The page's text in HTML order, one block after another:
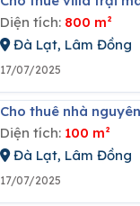
Diện tích: 800 m²
Đà Lạt, Lâm Đồng
17/07/2025
Cho thuê nhà
Diện tích: 100 m²
Đà Lạt, Lâm Đồng
17/07/2025